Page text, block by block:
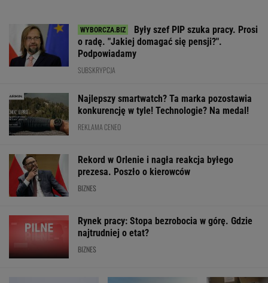
Rekord w Orlenie i nagła reakcja byłego
prezesa. Poszło o kierowców
BIZNES
Rynek pracy: Stopa bezrobocia w górę. Gdzie
najtrudniej o etat?
BIZNES
Fala zarzutów wobec
Orlenu. Fąfara nie
wytrzymał i
"Pionowe miasto"